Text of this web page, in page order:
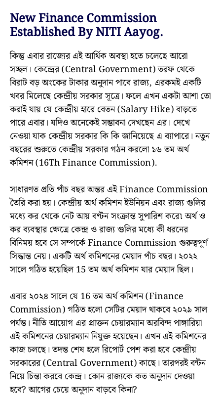
New Finance Commission
Established By NITI Aayog.
কিন্তু এবার রাজ্যের এই আর্থিক অবস্থা হতে চলেছে আরো
সচ্ছল। কেন্দ্রের (Central Government) তরফ থেকে
বিরাট বড় অংকের টাকার অনুদান পাবে রাজ্য, এরকমই একটি
খবর মিলেছে কেন্দ্রীয় সরকার সূত্রে। ফলে এখন একটা আশা তো
করাই যায় যে কেন্দ্রীয় হারে বেতন (Salary Hike) বাড়তে
পারে এবার। যদিও অনেকেই সম্ভাবনা দেখছেন এর। দেখে
নেওয়া যাক কেন্দ্রীয় সরকার কি কি জানিয়েছে এ ব্যাপারে। নতুন
বছরের শুরুতে কেন্দ্রীয় সরকার গঠন করলো ১৬ তম অর্থ
কমিশন (16Th Finance Commission).
সাধারণত প্রতি পাঁচ বছর অন্তর এই Finance Commission
তৈরি করা হয়। কেন্দ্রীয় অর্থ কমিশন ইউনিয়ন এবং রাজ্য গুলির
মধ্যে কর থেকে নেট আয় বণ্টন সংক্রান্ত সুপারিশ করে৷ অর্থ ও
কর ব্যবস্থার ক্ষেত্রে কেন্দ্র ও রাজ্য গুলির মধ্যে কী ধরনের
বিনিময় হবে সে সম্পর্কে Finance Commission গুরুত্বপূর্ণ
সিদ্ধান্ত নেয়। একটি অর্থ কমিশনের মেয়াদ পাঁচ বছর। ২০২২
সালে গঠিত হয়েছিল 15 তম অর্থ কমিশন যার মেয়াদ ছিল।
এবার ২০২৪ সালে যে 16 তম অর্থ কমিশন (Finance
Commission) গঠিত হলো সেটির মেয়াদ থাকবে ২০২৯ সাল
পর্যন্ত। নীতি আয়োগ এর প্রাক্তন চেয়ারম্যান অরবিন্দ পাঙ্গারিয়া
এই কমিশনের চেয়ারম্যান নিযুক্ত হয়েছেন। এখন এই কমিশনের
কাজ চলছে। তদন্ত শেষ হলে রিপোর্ট পেশ করা হবে কেন্দ্রীয়
সরকারের (Central Government) কাছে। তারপরই বন্টন
নিয়ে চিন্তা করবে কেন্দ্র। কোন রাজ্যকে কত অনুদান দেওয়া
হবে? আগের চেয়ে অনুদান বাড়বে কিনা?